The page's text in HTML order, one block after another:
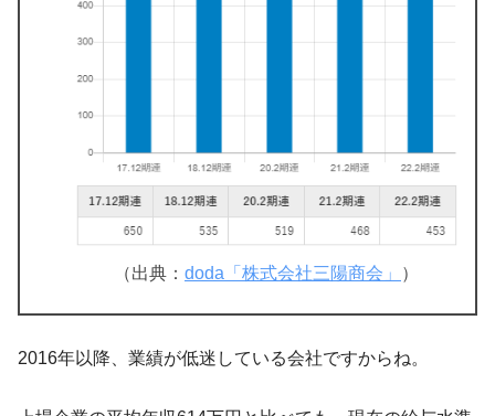
（出典： doda「株式会社三陽商会」 ）
2016年以降、業績が低迷している会社ですからね。